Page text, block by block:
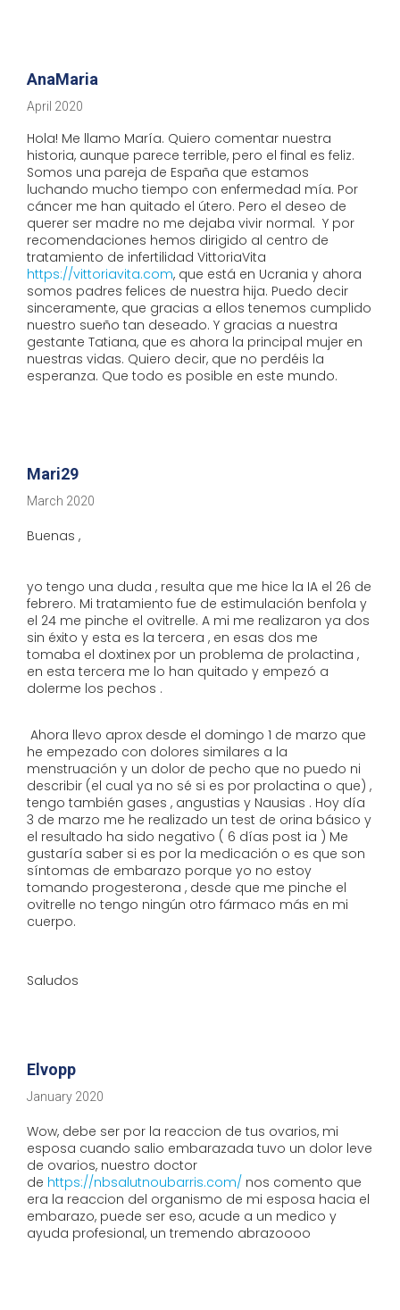
AnaMaria
April 2020
Hola! Me llamo María. Quiero comentar nuestra
historia, aunque parece terrible, pero el final es feliz.
Somos una pareja de España que estamos
luchando mucho tiempo con enfermedad mía. Por
cáncer me han quitado el útero. Pero el deseo de
querer ser madre no me dejaba vivir normal. Y por
recomendaciones hemos dirigido al centro de
tratamiento de infertilidad VittoriaVita
https://vittoriavita.com, que está en Ucrania y ahora
somos padres felices de nuestra hija. Puedo decir
sinceramente, que gracias a ellos tenemos cumplido
nuestro sueño tan deseado. Y gracias a nuestra
gestante Tatiana, que es ahora la principal mujer en
nuestras vidas. Quiero decir, que no perdéis la
esperanza. Que todo es posible en este mundo.
Mari29
March 2020
Buenas ,
yo tengo una duda , resulta que me hice la IA el 26 de
febrero. Mi tratamiento fue de estimulación benfola y
el 24 me pinche el ovitrelle. A mi me realizaron ya dos
sin éxito y esta es la tercera , en esas dos me
tomaba el doxtinex por un problema de prolactina ,
en esta tercera me lo han quitado y empezó a
dolerme los pechos .
Ahora llevo aprox desde el domingo 1 de marzo que
he empezado con dolores similares a la
menstruación y un dolor de pecho que no puedo ni
describir (el cual ya no sé si es por prolactina o que) ,
tengo también gases , angustias y Nausias . Hoy día
3 de marzo me he realizado un test de orina básico y
el resultado ha sido negativo ( 6 días post ia ) Me
gustaría saber si es por la medicación o es que son
síntomas de embarazo porque yo no estoy
tomando progesterona , desde que me pinche el
ovitrelle no tengo ningún otro fármaco más en mi
cuerpo.
Saludos
Elvopp
January 2020
Wow, debe ser por la reaccion de tus ovarios, mi
esposa cuando salio embarazada tuvo un dolor leve
de ovarios, nuestro doctor
de https://nbsalutnoubarris.com/ nos comento que
era la reaccion del organismo de mi esposa hacia el
embarazo, puede ser eso, acude a un medico y
ayuda profesional, un tremendo abrazoooo